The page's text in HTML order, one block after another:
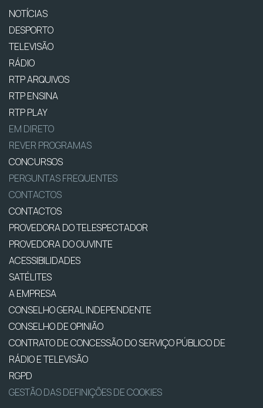
NOTÍCIAS
DESPORTO
TELEVISÃO
RÁDIO
RTP ARQUIVOS
RTP ENSINA
RTP PLAY
EM DIRETO
REVER PROGRAMAS
CONCURSOS
PERGUNTAS FREQUENTES
CONTACTOS
CONTACTOS
PROVEDORA DO TELESPECTADOR
PROVEDORA DO OUVINTE
ACESSIBILIDADES
SATÉLITES
A EMPRESA
CONSELHO GERAL INDEPENDENTE
CONSELHO DE OPINIÃO
CONTRATO DE CONCESSÃO DO SERVIÇO PÚBLICO DE
RÁDIO E TELEVISÃO
RGPD
GESTÃO DAS DEFINIÇÕES DE COOKIES